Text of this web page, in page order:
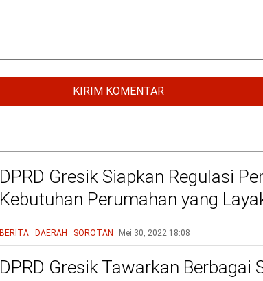
DPRD Gresik Siapkan Regulasi
Kebutuhan Perumahan yang
BERITA DAERAH SOROTAN Mei 30, 2022 18:08
DPRD Gresik Tawarkan Berbagai